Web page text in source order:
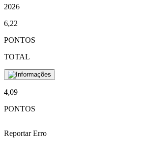
2026
6,22
PONTOS
TOTAL
4,09
PONTOS
Reportar Erro